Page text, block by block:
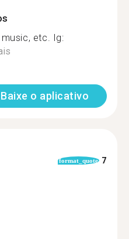
etc. Ig:
Baixe o aplicativo
format_quote 7